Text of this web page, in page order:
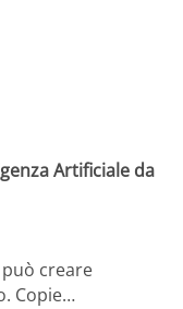
Artificiale da
creare
Copie…